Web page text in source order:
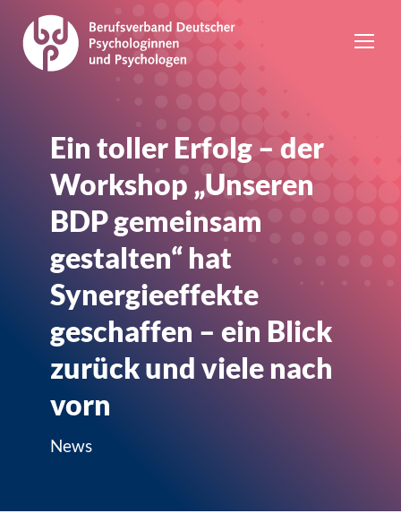
Ein toller Erfolg – der
Workshop „Unseren
BDP gemeinsam
gestalten“ hat
Synergieeffekte
geschaffen – ein Blick
zurück und viele nach
vorn
News